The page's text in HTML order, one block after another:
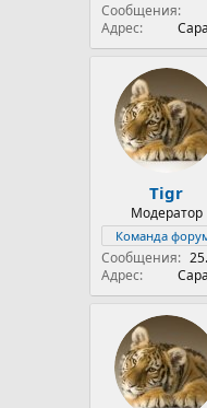
Сообщения
Адрес
Tigr
Модератор
Команда
Сообщения
Адрес